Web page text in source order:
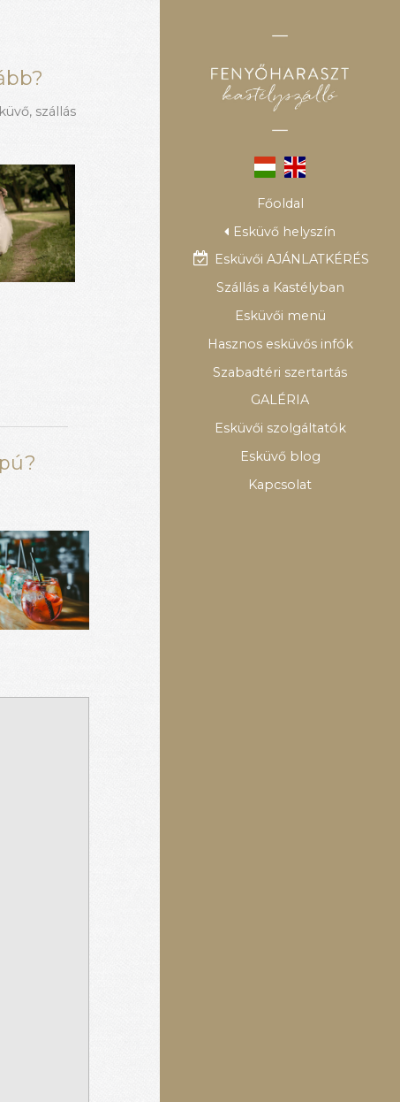
Főoldal
Esküvő helyszín
Esküvői AJÁNLATKÉRÉS
Szállás a Kastélyban
Esküvői menü
Hasznos esküvős infók
Szabadtéri szertartás
GALÉRIA
Esküvői szolgáltatók
Esküvő blog
Kapcsolat
, szállás